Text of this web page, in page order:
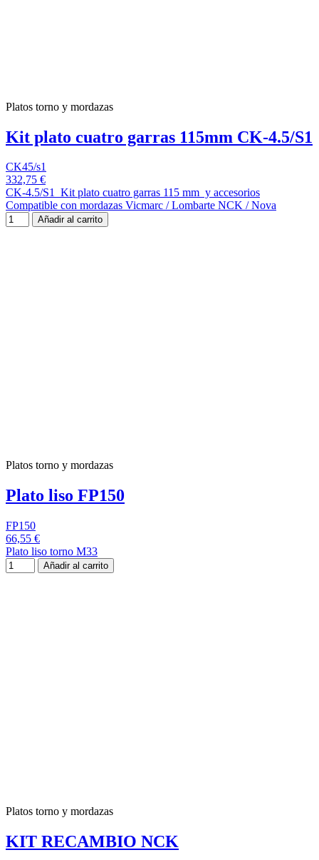
Platos torno y mordazas
Kit plato cuatro garras 115mm CK-4.5/S1
CK45/s1
332,75 €
CK-4.5/S1 Kit plato cuatro garras 115 mm y accesorios
Compatible con mordazas Vicmarc / Lombarte NCK / Nova
Añadir al carrito
Platos torno y mordazas
Plato liso FP150
FP150
66,55 €
Plato liso torno M33
Añadir al carrito
Platos torno y mordazas
KIT RECAMBIO NCK